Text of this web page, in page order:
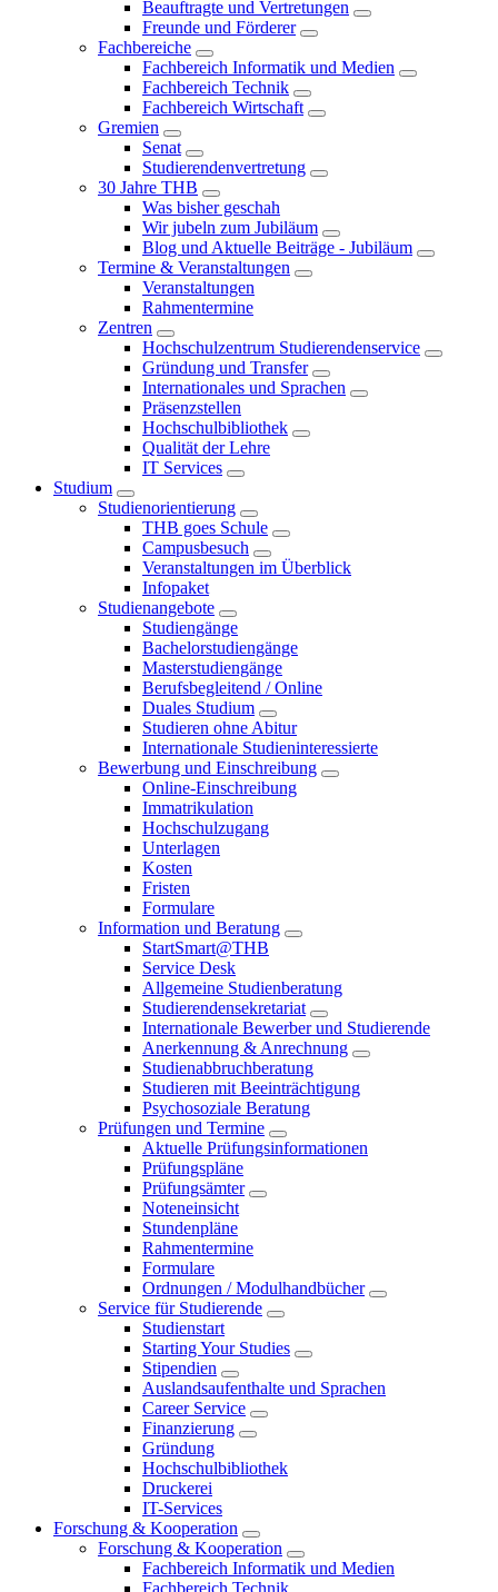
Beauftragte und Vertretungen
Freunde und Förderer
Fachbereiche
Fachbereich Informatik und Medien
Fachbereich Technik
Fachbereich Wirtschaft
Gremien
Senat
Studierendenvertretung
30 Jahre THB
Was bisher geschah
Wir jubeln zum Jubiläum
Blog und Aktuelle Beiträge - Jubiläum
Termine & Veranstaltungen
Veranstaltungen
Rahmentermine
Zentren
Hochschulzentrum Studierendenservice
Gründung und Transfer
Internationales und Sprachen
Präsenzstellen
Hochschulbibliothek
Qualität der Lehre
IT Services
Studium
Studienorientierung
THB goes Schule
Campusbesuch
Veranstaltungen im Überblick
Infopaket
Studienangebote
Studiengänge
Bachelorstudiengänge
Masterstudiengänge
Berufsbegleitend / Online
Duales Studium
Studieren ohne Abitur
Internationale Studieninteressierte
Bewerbung und Einschreibung
Online-Einschreibung
Immatrikulation
Hochschulzugang
Unterlagen
Kosten
Fristen
Formulare
Information und Beratung
StartSmart@THB
Service Desk
Allgemeine Studienberatung
Studierendensekretariat
Internationale Bewerber und Studierende
Anerkennung & Anrechnung
Studienabbruchberatung
Studieren mit Beeinträchtigung
Psychosoziale Beratung
Prüfungen und Termine
Aktuelle Prüfungsinformationen
Prüfungspläne
Prüfungsämter
Noteneinsicht
Stundenpläne
Rahmentermine
Formulare
Ordnungen / Modulhandbücher
Service für Studierende
Studienstart
Starting Your Studies
Stipendien
Auslandsaufenthalte und Sprachen
Career Service
Finanzierung
Gründung
Hochschulbibliothek
Druckerei
IT-Services
Forschung & Kooperation
Forschung & Kooperation
Fachbereich Informatik und Medien
Fachbereich Technik